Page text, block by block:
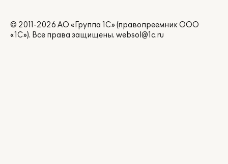
© 2011-2026 АО «Группа 1С» (правопреемник ООО
«1С»). Все права защищены. websol@1c.ru